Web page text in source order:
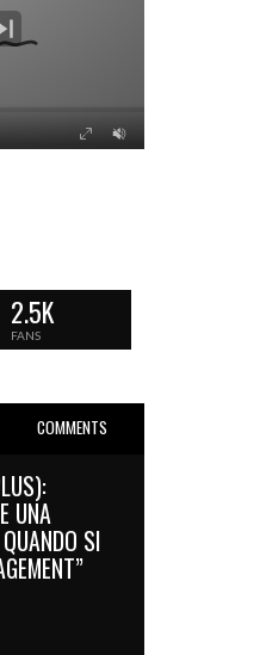
2.5K
FANS
COMMENTS
UNA
SI